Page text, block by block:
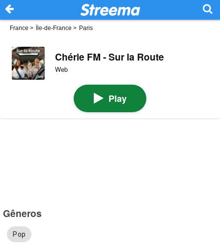
France > Île-de-France > Paris
Chérie FM - Sur la Route
Web
Play
Gêneros
Pop